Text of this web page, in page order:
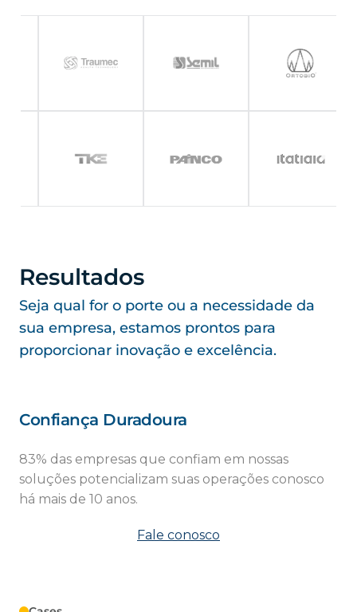
Resultados
Seja qual for o porte ou a necessidade da
sua empresa, estamos prontos para
proporcionar inovação e excelência.
Confiança Duradoura
83% das empresas que confiam em nossas
soluções potencializam suas operações conosco
há mais de 10 anos.
Fale conosco